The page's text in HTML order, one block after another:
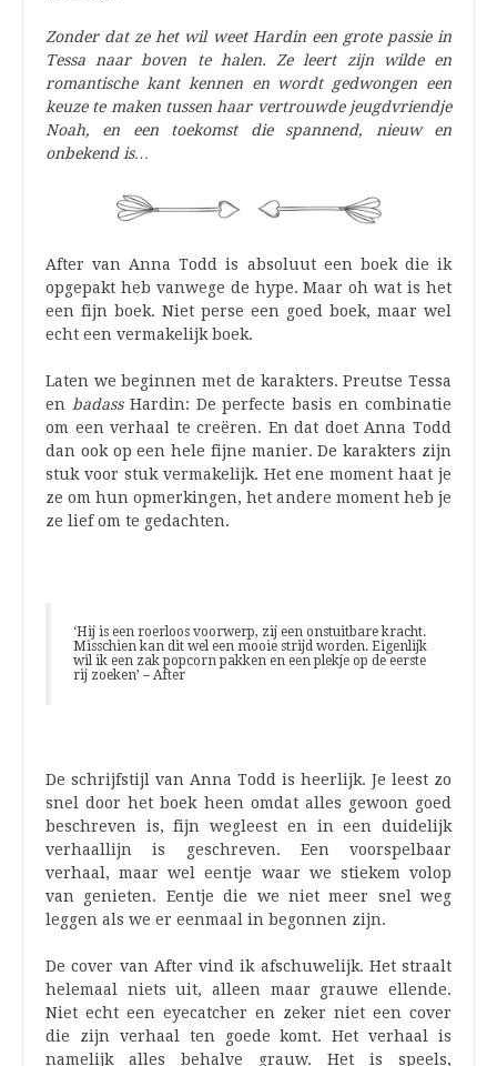
Zonder dat ze het wil weet Hardin een grote passie in
Tessa naar boven te halen. Ze leert zijn wilde en
romantische kant kennen en wordt gedwongen een
keuze te maken tussen haar vertrouwde jeugdvriendje
Noah, en een toekomst die spannend, nieuw en
onbekend is…
After van Anna Todd is absoluut een boek die ik
opgepakt heb vanwege de hype. Maar oh wat is het
een fijn boek. Niet perse een goed boek, maar wel
echt een vermakelijk boek.
Laten we beginnen met de karakters. Preutse Tessa
en badassHardin: De perfecte basis en combinatie
om een verhaal te creëren. En dat doet Anna Todd
dan ook op een hele fijne manier. De karakters zijn
stuk voor stuk vermakelijk. Het ene moment haat je
ze om hun opmerkingen, het andere moment heb je
ze lief om te gedachten.
‘Hij is een roerloos voorwerp, zij een onstuitbare kracht.
Misschien kan dit wel een mooie strijd worden. Eigenlijk
wil ik een zak popcorn pakken en een plekje op de eerste
rij zoeken’ – After
De schrijfstijl van Anna Todd is heerlijk. Je leest zo
snel door het boek heen omdat alles gewoon goed
beschreven is, fijn wegleest en in een duidelijk
verhaallijn is geschreven. Een voorspelbaar
verhaal, maar wel eentje waar we stiekem volop
van genieten. Eentje die we niet meer snel weg
leggen als we er eenmaal in begonnen zijn.
De cover van After vind ik afschuwelijk. Het straalt
helemaal niets uit, alleen maar grauwe ellende.
Niet echt een eyecatcher en zeker niet een cover
die zijn verhaal ten goede komt. Het verhaal is
namelijk alles behalve grauw. Het is speels,